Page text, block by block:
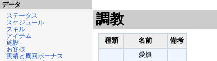
調教
種類 名前 備考
愛撫
データ
ステータス
スケジュール
スキル
アイテム
施設
お客様
実績と周回ボーナス